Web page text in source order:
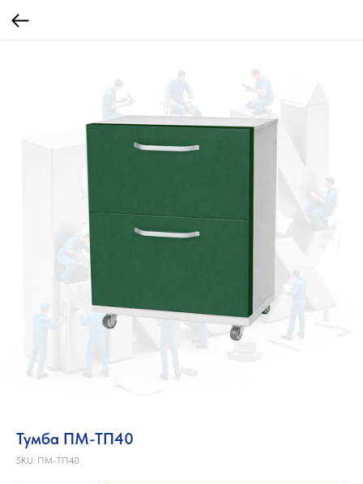
Тумба ПМ-ТП40
SKU: ПМ-ТП40